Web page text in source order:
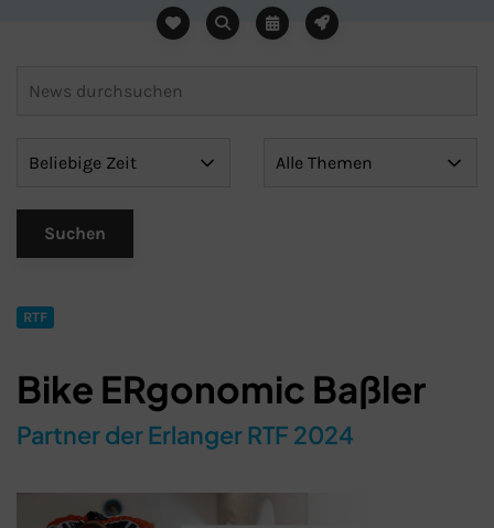
RTF
Bike ERgonomic Baßler
Partner der Erlanger RTF 2024